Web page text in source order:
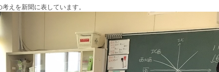
えを新聞に表しています。